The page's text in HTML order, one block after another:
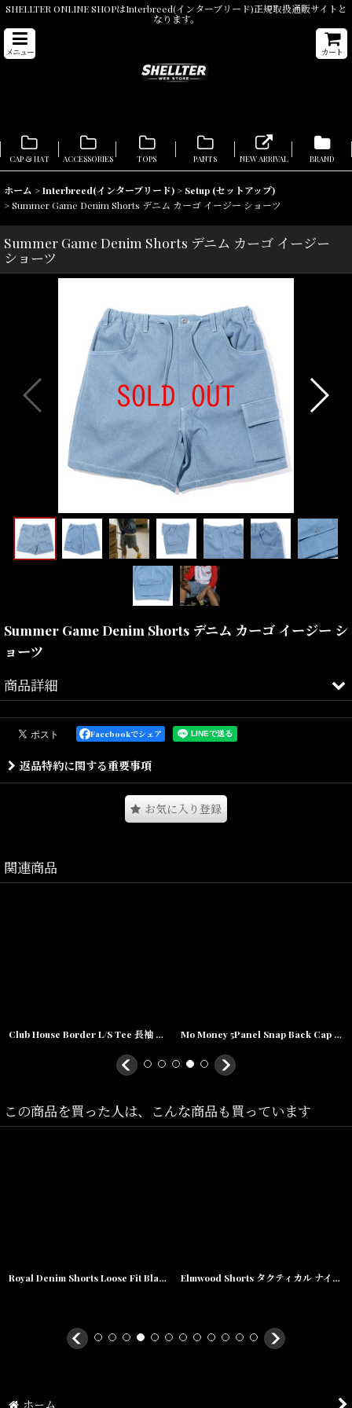
SHELLTER ONLINE SHOPはInterbreed(インターブリード)正規取扱通販サイトと
なります。
メニュー カート
CAP & HAT ACCESSORIES TOPS PANTS NEW ARRIVAL BRAND
ホーム >Interbreed(インターブリード) > Setup (セットアップ)
>Summer Game Denim Shorts デニム カーゴ イージー ショーツ
Summer Game Denim Shorts デニム カーゴ イージー
ショーツ
Summer Game Denim Shorts デニム カーゴ イージー シ
ョーツ
商品詳細
色抜けしたドライな風合いが特徴的なデニムショーツです。
生地は程よく肉厚な13ozのデニム生地を使用し、Indigo / Black共に
います。
型は丸み有るボリューム感が特徴のオリジナルシルエットとなりま
腰回りはゴムとスピンドルの他ベルトループも付属しており、スト
左サイドにのみカーゴポケットが付属するアシンメトリーなデザイ
M(ウエスト:79cm,股上:32cm,股下:20cm,ワタリ:約31cm,裾幅:約32cm)
L(ウエスト:82cm,股上:33cm,股下:20cm,ワタリ:約31cm,裾幅:約33cm)
33cm)
Facebookでシェア
返品特約に関する重要事項
お気に入り登録
関連商品
Club House Border L/S Tee 長袖 ボーダー カレッジ Tシャツ カットソー ロゴ Black Mo Money 5Panel Snap Back Cap カレッジ ロゴ スナップバック キャップ 帽子
この商品を買った人は、こんな商品も買っています
Royal Denim Shorts Loose Fit Black デニム ショーツ ルーズフィット Elmwood Shorts タクティカル ナイロン カーゴ ショーツ
ホーム